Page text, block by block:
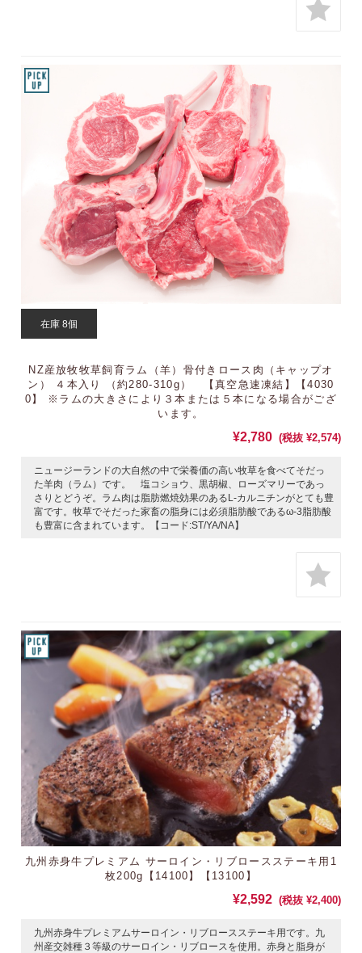
在庫 8個
NZ産放牧牧草飼育ラム（羊）骨付きロース肉（キャップオ
ン） ４本入り （約280-310g） 【真空急速凍結】【4030
0】 ※ラムの大きさにより３本または５本になる場合がござ
います。
¥2,780 (税抜 ¥2,574)
ニュージーランドの大自然の中で栄養価の高い牧草を食べてそだっ
た羊肉（ラム）です。 塩コショウ、黒胡椒、ローズマリーであっ
さりとどうぞ。ラム肉は脂肪燃焼効果のあるL-カルニチンがとても豊
富です。牧草でそだった家畜の脂身には必須脂肪酸であるω-3脂肪酸
も豊富に含まれています。【コード:ST/YA/NA】
九州赤身牛プレミアム サーロイン・リブロースステーキ用1
枚200g【14100】【13100】
¥2,592 (税抜 ¥2,400)
九州赤身牛プレミアムサーロイン・リブロースステーキ用です。九
州産交雑種３等級のサーロイン・リブロースを使用。赤身と脂身が